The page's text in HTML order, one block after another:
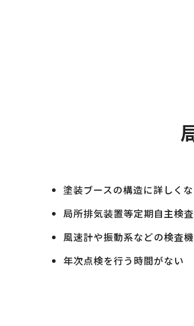
塗装ブースの構造に詳しく
局所排気装置等定期自主検
風速計や振動系などの検査
年次点検を行う時間がない